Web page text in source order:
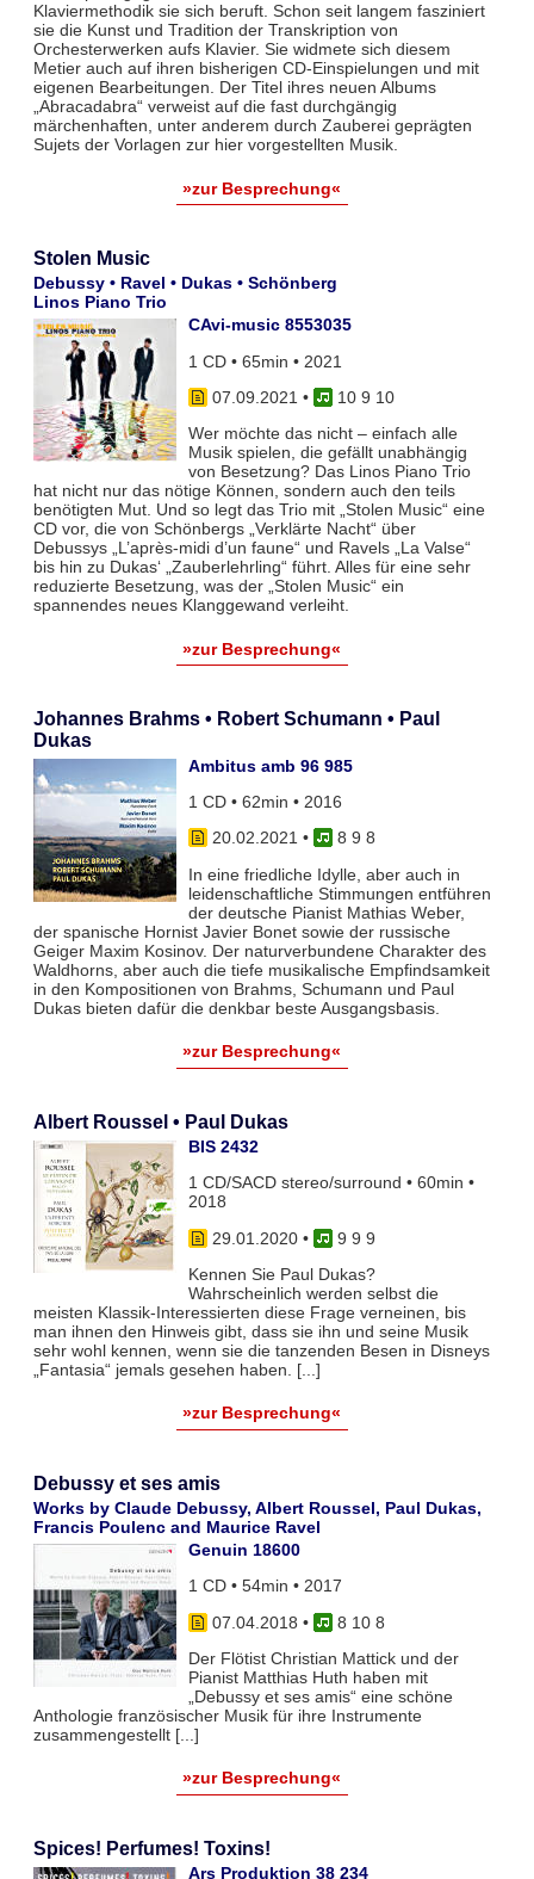
Klaviermethodik sie sich beruft. Schon seit langem fasziniert
sie die Kunst und Tradition der Transkription von
Orchesterwerken aufs Klavier. Sie widmete sich diesem
Metier auch auf ihren bisherigen CD-Einspielungen und mit
eigenen Bearbeitungen. Der Titel ihres neuen Albums
„Abracadabra“ verweist auf die fast durchgängig
märchenhaften, unter anderem durch Zauberei geprägten
Sujets der Vorlagen zur hier vorgestellten Musik.
»zur Besprechung«
Stolen Music
Debussy • Ravel • Dukas • Schönberg
Linos Piano Trio
CAvi-music 8553035
1 CD • 65min • 2021
07.09.2021 •
10 9 10
Wer möchte das nicht – einfach alle
Musik spielen, die gefällt unabhängig
von Besetzung? Das Linos Piano Trio
hat nicht nur das nötige Können, sondern auch den teils
benötigten Mut. Und so legt das Trio mit „Stolen Music“ eine
CD vor, die von Schönbergs „Verklärte Nacht“ über
Debussys „L’après-midi d’un faune“ und Ravels „La Valse“
bis hin zu Dukas‘ „Zauberlehrling“ führt. Alles für eine sehr
reduzierte Besetzung, was der „Stolen Music“ ein
spannendes neues Klanggewand verleiht.
»zur Besprechung«
Johannes Brahms • Robert Schumann • Paul
Dukas
Ambitus amb 96 985
1 CD • 62min • 2016
20.02.2021 •
8 9 8
In eine friedliche Idylle, aber auch in
leidenschaftliche Stimmungen entführen
der deutsche Pianist Mathias Weber,
der spanische Hornist Javier Bonet sowie der russische
Geiger Maxim Kosinov. Der naturverbundene Charakter des
Waldhorns, aber auch die tiefe musikalische Empfindsamkeit
in den Kompositionen von Brahms, Schumann und Paul
Dukas bieten dafür die denkbar beste Ausgangsbasis.
»zur Besprechung«
Albert Roussel • Paul Dukas
BIS 2432
1 CD/SACD stereo/surround • 60min •
2018
29.01.2020•
9 9 9
Kennen Sie Paul Dukas?
Wahrscheinlich werden selbst die
meisten Klassik-Interessierten diese Frage verneinen, bis
man ihnen den Hinweis gibt, dass sie ihn und seine Musik
sehr wohl kennen, wenn sie die tanzenden Besen in Disneys
„Fantasia“ jemals gesehen haben. [...]
»zur Besprechung«
Debussy et ses amis
Works by Claude Debussy, Albert Roussel, Paul Dukas,
Francis Poulenc and Maurice Ravel
Genuin 18600
1 CD • 54min • 2017
07.04.2018 •
8 10 8
Der Flötist Christian Mattick und der
Pianist Matthias Huth haben mit
„Debussy et ses amis“ eine schöne
Anthologie französischer Musik für ihre Instrumente
zusammengestellt [...]
»zur Besprechung«
Spices! Perfumes! Toxins!
Ars Produktion 38 234